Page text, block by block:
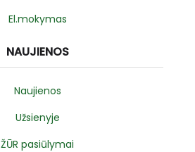
El.mokymas
NAUJIENOS
Naujienos
Užsienyje
ŽŪR pasiūlymai